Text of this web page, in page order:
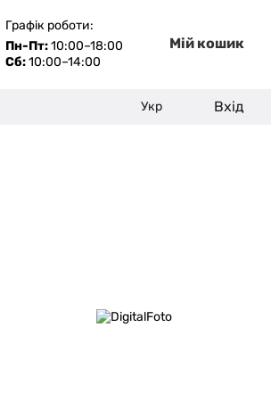
Графік роботи:
Пн-Пт:10:00–18:00
Сб:10:00–14:00
Мій кошик
Укр Вхід